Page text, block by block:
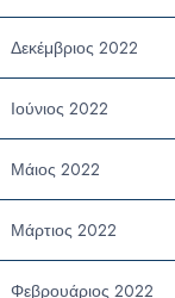
Δεκέμβριος 2022
Ιούνιος 2022
Μάιος 2022
Μάρτιος 2022
Φεβρουάριος 2022